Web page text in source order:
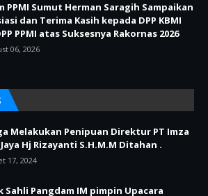
PPMI Sumut Herman Saragih Sampaikan
dan Terima Kasih kepada DPP KBMI
PPMI atas Suksesnya Rakornas 2026
06, 2026
Melakukan Penipuan Direktur PT Imza
Hj Rizayanti S.H.M.M Ditahan .
17, 2024
Sahli Pangdam IM pimpin Upacara